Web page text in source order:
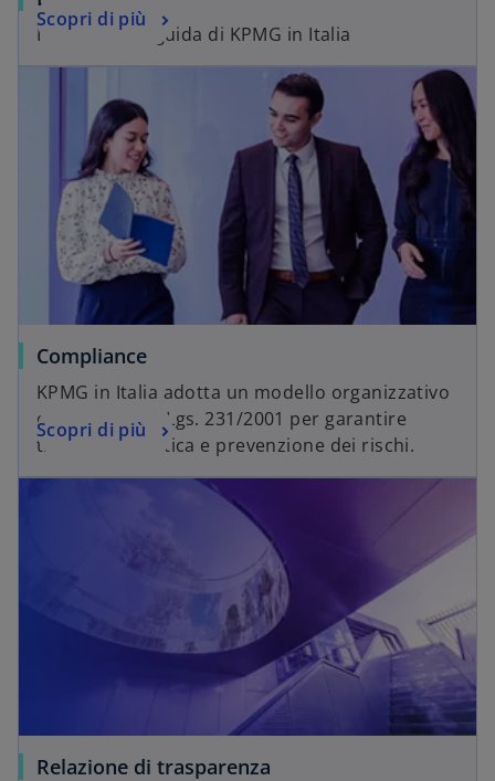
I Partner alla guida di KPMG in Italia
Scopri di più
Compliance
KPMG in Italia adotta un modello organizzativo
conforme al D.Lgs. 231/2001 per garantire
trasparenza, etica e prevenzione dei rischi.
Scopri di più
Relazione di trasparenza